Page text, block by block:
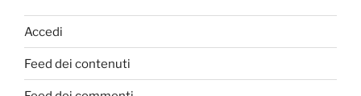
Accedi
Feed dei contenuti